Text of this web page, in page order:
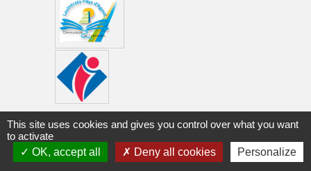
©Mairie de Lautrec - 2015 |Mentions légales|
Connexion
This site uses cookies and gives you control over what you want
to activate
OK, accept all
Deny all cookies Personalize